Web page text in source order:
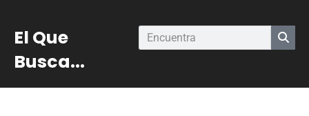
El Que
Busca...